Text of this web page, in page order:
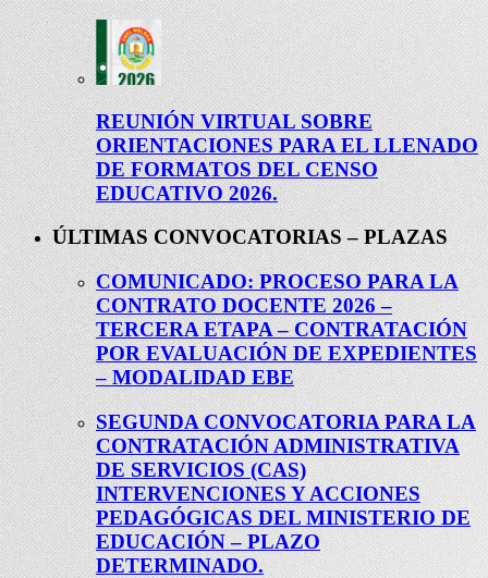
REUNIÓN VIRTUAL SOBRE
ORIENTACIONES PARA EL LLENADO
DE FORMATOS DEL CENSO
EDUCATIVO 2026.
ÚLTIMAS CONVOCATORIAS – PLAZAS
COMUNICADO: PROCESO PARA LA
CONTRATO DOCENTE 2026 –
TERCERA ETAPA – CONTRATACIÓN
POR EVALUACIÓN DE EXPEDIENTES
– MODALIDAD EBE
SEGUNDA CONVOCATORIA PARA LA
CONTRATACIÓN ADMINISTRATIVA
DE SERVICIOS (CAS)
INTERVENCIONES Y ACCIONES
PEDAGÓGICAS DEL MINISTERIO DE
EDUCACIÓN – PLAZO
DETERMINADO.